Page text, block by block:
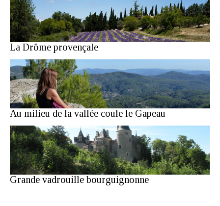
La Drôme provençale
Au milieu de la vallée coule le Gapeau
Grande vadrouille bourguignonne